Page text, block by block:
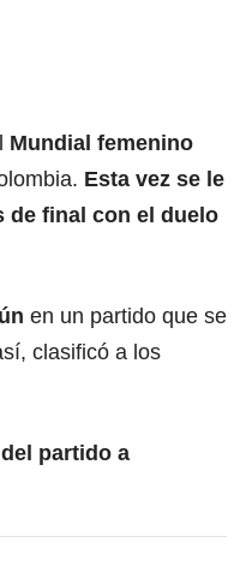
Mundial femenino
Esta vez se le
de final con el duelo
en un partido que se
clasificó a los
partido a